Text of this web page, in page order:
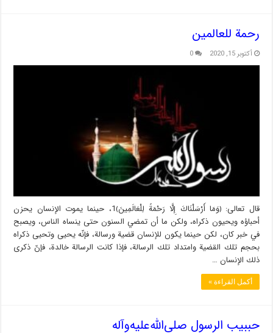
رحمة للعالمین
أكتوبر 15, 2020 0
قال تعالى: ﴿وَمَا أَرْسَلْنَاكَ إِلَّا رَحْمَةً لِلْعَالَمِينَ﴾1، حينما يموت الإنسان يحزن
أحباؤه ويحيون ذكراه، ولكن ما أن تمضي السنون حتى ينساه الناس، ويصبح
في خبر كان، لكن حينما يكون للإنسان قضية ورسالة، فإنّه يحيى وتحيى ذكراه
بحجم تلك القضية وامتداد تلك الرسالة، فإذا كانت الرسالة خالدة، فإنّ ذكرى
ذلك الإنسان …
أكمل القراءة »
حببیب الرسول صلی‌الله‌علیه‌وآله